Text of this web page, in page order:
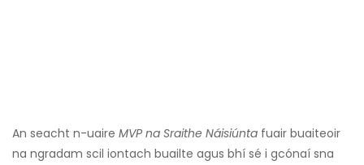
An seacht n-uaire MVP na Sraithe Náisiúnta fuair buaiteoir
na ngradam scil iontach buailte agus bhí sé i gcónaí sna